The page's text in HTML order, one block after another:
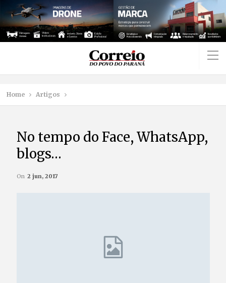
Home Artigos
No tempo do Face, WhatsApp,
blogs…
On 2 jun, 2017